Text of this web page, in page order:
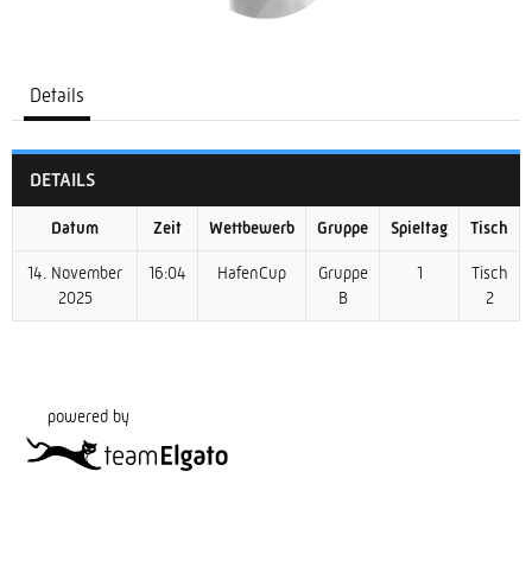
Details
DETAILS
Datum Zeit Wettbewerb Gruppe Spieltag Tisch
14. November
2025
16:04 HafenCup
Gruppe
B
1
Tisch
2
powered by